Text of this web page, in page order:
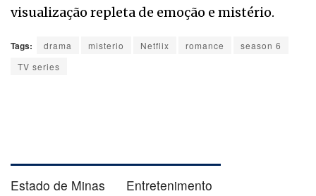
visualização repleta de emoção e mistério.
Tags: drama misterio Netflix romance
season 6
TV series
Estado de Minas Entretenimento